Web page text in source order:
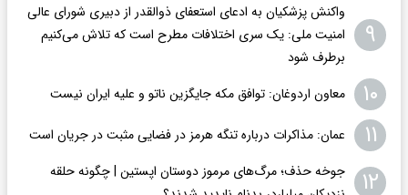
۹
واکنش پزشکیان به ادعای استعفای ذوالقدر از دبیری شورای عالی
امنیت ملی: یک سری اختلافات مطرح است که تلاش می‌کنیم
برطرف شود
۱۰ معاون اردوغان: توافق مکه جایگزین ناتو و علیه ایران نیست
۱۱ عمان: مذاکرات درباره تنگه هرمز در فضایی مثبت در جریان است
۱۲
جوخه حذف؛ مرگ‌های مرموز دوستان اپستین | چگونه حلقه